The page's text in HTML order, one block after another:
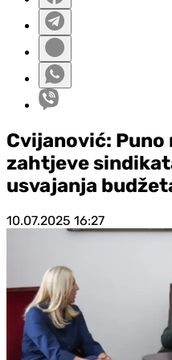
Cvijanović: Puno
zahtjeve
usvajanja
10.07.2025 16:27